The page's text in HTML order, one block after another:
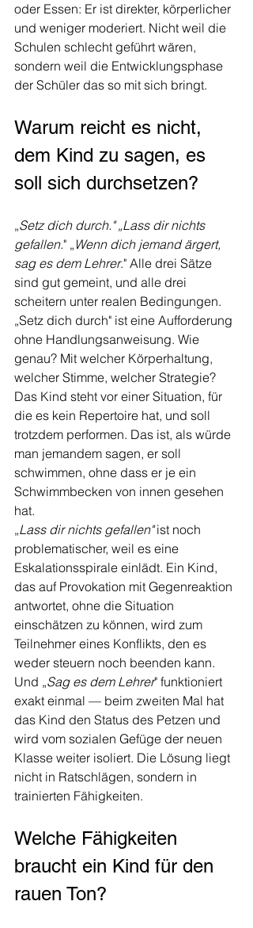
oder Essen: Er ist direkter, körperlicher
und weniger moderiert. Nicht weil die
Schulen schlecht geführt wären,
sondern weil die Entwicklungsphase
der Schüler das so mit sich bringt.
Warum reicht es nicht,
dem Kind zu sagen, es
soll sich durchsetzen?
„Setz dich durch." „Lass dir nichts
gefallen." „ Wenn dich jemand ärgert,
sag es dem Lehrer." Alle drei Sätze
sind gut gemeint, und alle drei
scheitern unter realen Bedingungen.
„Setz dich durch" ist eine Aufforderung
ohne Handlungsanweisung. Wie
genau? Mit welcher Körperhaltung,
welcher Stimme, welcher Strategie?
Das Kind steht vor einer Situation, für
die es kein Repertoire hat, und soll
trotzdem performen. Das ist, als würde
man jemandem sagen, er soll
schwimmen, ohne dass er je ein
Schwimmbecken von innen gesehen
hat.
„Lass dir nichts gefallen" ist noch
problematischer, weil es eine
Eskalationsspirale einlädt. Ein Kind,
das auf Provokation mit Gegenreaktion
antwortet, ohne die Situation
einschätzen zu können, wird zum
Teilnehmer eines Konflikts, den es
weder steuern noch beenden kann.
Und „Sag es dem Lehrer" funktioniert
exakt einmal — beim zweiten Mal hat
das Kind den Status des Petzen und
wird vom sozialen Gefüge der neuen
Klasse weiter isoliert. Die Lösung liegt
nicht in Ratschlägen, sondern in
trainierten Fähigkeiten.
Welche Fähigkeiten
braucht ein Kind für den
rauen Ton?